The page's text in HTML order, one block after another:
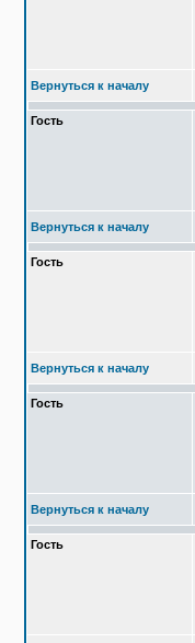
Вернуться к началу
Гость
Вернуться к началу
Гость
Вернуться к началу
Гость
Вернуться к началу
Гость